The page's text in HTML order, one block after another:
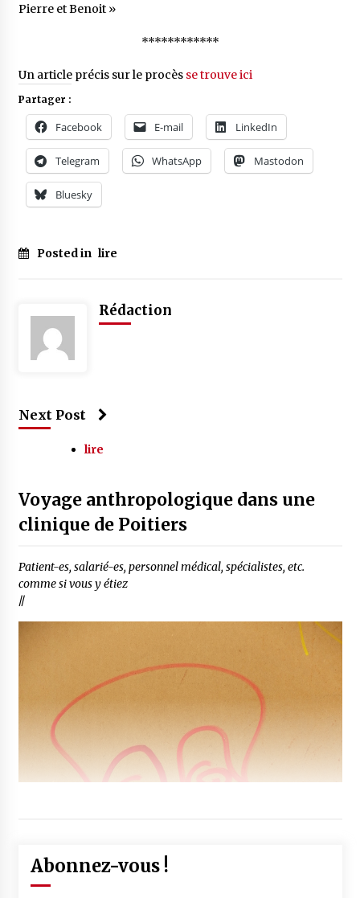
Pierre et Benoit »
************
Un article précis sur le procès se trouve ici
Partager :
Facebook E-mail LinkedIn
Telegram WhatsApp Mastodon
Bluesky
Posted in lire
Rédaction
Next Post
lire
Voyage anthropologique dans une
clinique de Poitiers
Patient-es, salarié-es, personnel médical, spécialistes, etc.
comme si vous y étiez
//
Abonnez-vous !